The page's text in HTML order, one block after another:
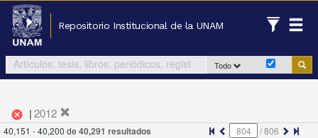
Repositorio Institucional de la UNAM
Todo
cancel |2012
40,151 - 40,200 de 40,291 resultados /806